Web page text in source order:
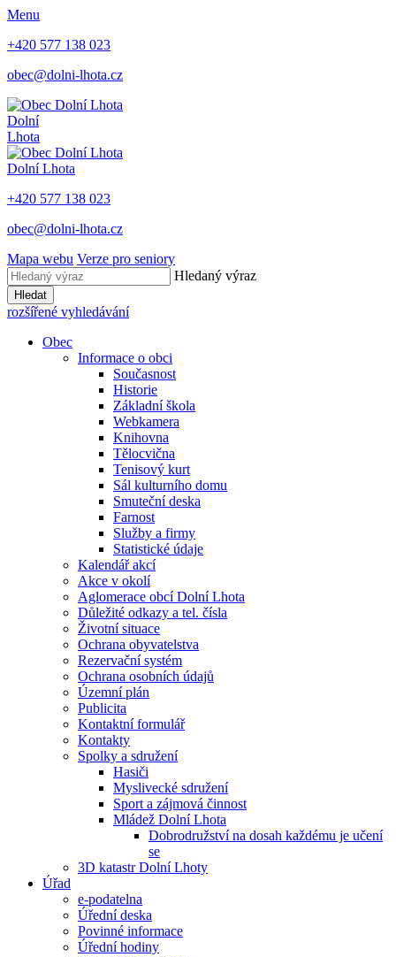
Menu
+420 577 138 023
obec@dolni-lhota.cz
Dolní
Lhota
Dolní Lhota
+420 577 138 023
obec@dolni-lhota.cz
Mapa webu Verze pro seniory
Hledaný výraz
Hledat
rozšířené vyhledávání
Obec
Informace o obci
Současnost
Historie
Základní škola
Webkamera
Knihovna
Tělocvična
Tenisový kurt
Sál kulturního domu
Smuteční deska
Farnost
Služby a firmy
Statistické údaje
Kalendář akcí
Akce v okolí
Aglomerace obcí Dolní Lhota
Důležité odkazy a tel. čísla
Životní situace
Ochrana obyvatelstva
Rezervační systém
Ochrana osobních údajů
Územní plán
Publicita
Kontaktní formulář
Kontakty
Spolky a sdružení
Hasiči
Myslivecké sdružení
Sport a zájmová činnost
Mládež Dolní Lhota
Dobrodružství na dosah každému je učení
se
3D katastr Dolní Lhoty
Úřad
e-podatelna
Úřední deska
Povinné informace
Úřední hodiny